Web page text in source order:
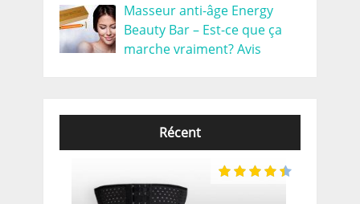
Masseur anti-âge Energy
Beauty Bar – Est-ce que ça
marche vraiment? Avis
Récent